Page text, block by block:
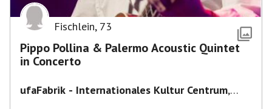
Fischlein, 73
Pippo Pollina & Palermo Acoustic Quintet
in Concerto
ufaFabrik - Internationales Kultur Centrum,